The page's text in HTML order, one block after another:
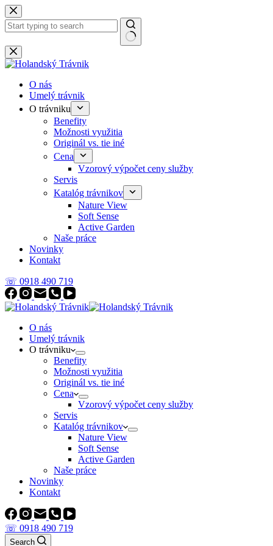
Skip
to
content
No
results
O nás
Umelý trávnik
O trávniku
Benefity
Možnosti využitia
Originál vs. tie iné
Cena
Vzorový výpočet ceny služby
Servis
Katalóg trávnikov
Nature View
Soft Sense
Active Garden
Naše práce
Novinky
Kontakt
☏ 0918 490 719
O nás
Umelý trávnik
O trávniku
Benefity
Možnosti využitia
Originál vs. tie iné
Cena
Vzorový výpočet ceny služby
Servis
Katalóg trávnikov
Nature View
Soft Sense
Active Garden
Naše práce
Novinky
Kontakt
☏ 0918 490 719
Search